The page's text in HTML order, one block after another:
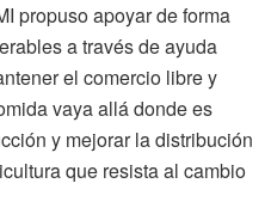
propuso apoyar de forma
a través de ayuda
el comercio libre y
vaya allá donde es
y mejorar la distribución
que resista al cambio